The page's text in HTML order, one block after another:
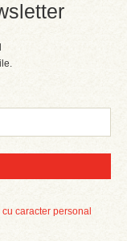
caracter personal